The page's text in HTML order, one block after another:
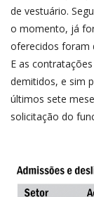
de vestuário.
o momento, já
oferecidos foram
E as
demitidos, e sim
últimos sete
solicitação do